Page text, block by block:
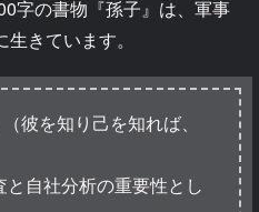
字の書物『孫子』は、軍事
きています。
彼を知り己を知れば、
自社分析の重要性とし